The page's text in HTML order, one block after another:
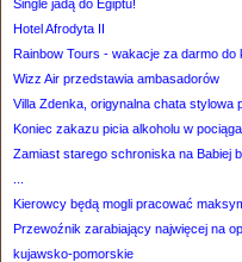
Single jadą do Egiptu!
Hotel Afrodyta II
Rainbow Tours - wakacje za darmo do
Wizz Air przedstawia ambasadorów
Villa Zdenka, origynalna chata stylowa
Koniec zakazu picia alkoholu w
Zamiast starego schroniska na Babiej
Kierowcy będą mogli pracować
Przewoźnik zarabiający najwięcej na
kujawsko-pomorskie